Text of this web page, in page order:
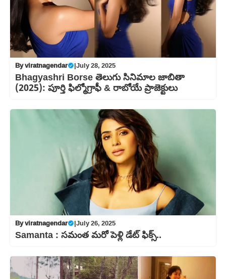
Byviratnagendar |July 28, 2025
Bhagyashri Borse తెలుగు సినిమాల జాబితా
(2025): పూర్తి ఫిల్మోగ్రాఫీ & రాబోయే ప్రాజెక్టులు
Byviratnagendar |July 26, 2025
Samanta : సమంత మరో పెళ్లి డేట్ ఫిక్స్..